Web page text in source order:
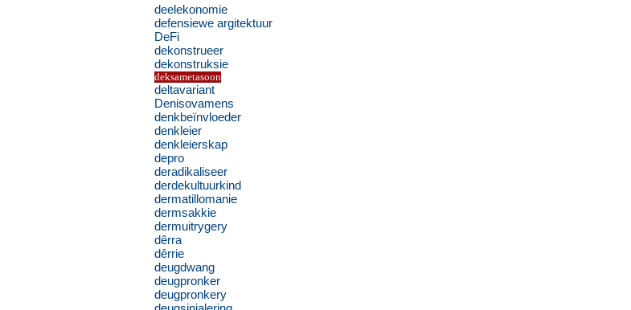
deelekonomie
defensiewe argitektuur
DeFi
dekonstrueer
dekonstruksie
deksametasoon
deltavariant
Denisovamens
denkbeïnvloeder
denkleier
denkleierskap
depro
deradikaliseer
derdekultuurkind
dermatillomanie
dermsakkie
dermuitrygery
dêrra
dêrrie
deugdwang
deugpronker
deugpronkery